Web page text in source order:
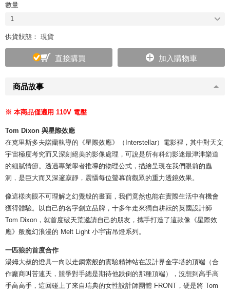
商品故事
※ 本商品僅適用 110V 電壓
Tom Dixon 與星際效應
在克里斯多夫諾蘭執導的《星際效應》（Interstellar）電影裡，其中對天文
宇宙極度考究而又深刻絕美的影像處理，可說是所有科幻影迷最津津樂道
的細膩情節。透過專業學者推導的物理公式，描繪呈現在我們眼前的蟲
洞，是巨大而又深邃寂靜，震懾每位螢幕前觀眾的重力透鏡效果。
像這樣肉眼不可理解之幻覺般的畫面，我們竟然也能在實際生活中有機會
獲得體驗。以自己的名字創立品牌，十多年走來獨自耕耘的英國設計師
Tom Dixon，就首度破天荒邀請自己的朋友，攜手打造了這款像《星際效
應》般魔幻浪漫的 Melt Light 小宇宙吊燈系列。
一匹狼的首度合作
湯姆大叔的燈具一向以走鋼索般的實驗精神站在設計界金字塔的頂端（合
作廠商叫苦連天，競爭對手總是期待他跌倒的那種頂端），沒想到高手高
手高高手，這回碰上了來自瑞典的女性設計師團體 FRONT，硬是將 Tom
數量
1
供貨狀態： 現貨
直接購買 加入購物車